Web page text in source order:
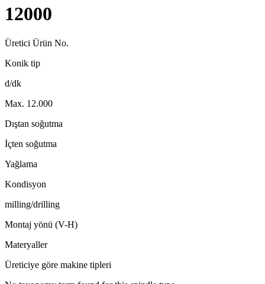
12000
Üretici Ürün No.
Konik tip
d/dk
Max. 12.000
Dıştan soğutma
İçten soğutma
Yağlama
Kondisyon
milling/drilling
Montaj yönü (V-H)
Materyaller
Üreticiye göre makine tipleri